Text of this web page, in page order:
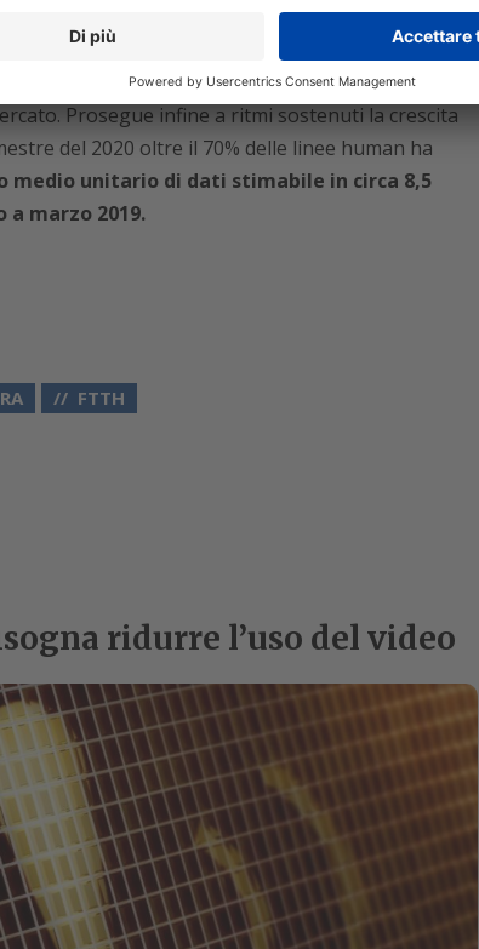
le SIM M2M sono cresciute di 2,8 milioni,
si sono ridotte di 3,8 milioni di unità. Tim si conferma
(28,8%) e Wind Tre (26,9%) mentre il nuovo
Prosegue infine a ritmi sostenuti la crescita
del 2020 oltre il 70% delle linee human ha
medio unitario di dati stimabile in circa 8,5
a marzo 2019.
FTTH
ridurre l’uso del video